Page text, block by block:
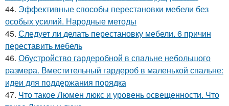
44. Эффективные способы перестановки мебели без
особых усилий. Народные методы
45. Следует ли делать перестановку мебели. 6 причин
переставить мебель
46. Обустройство гардеробной в спальне небольшого
размера. Вместительный гардероб в маленькой спальне:
идеи для поддержания порядка
47. Что такое Люмен люкс и уровень освещенности. Что